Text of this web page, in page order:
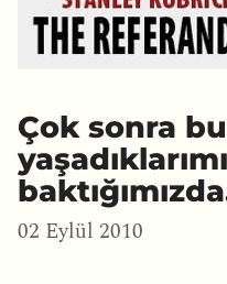
Çok sonra bu
02 Eylül 2010